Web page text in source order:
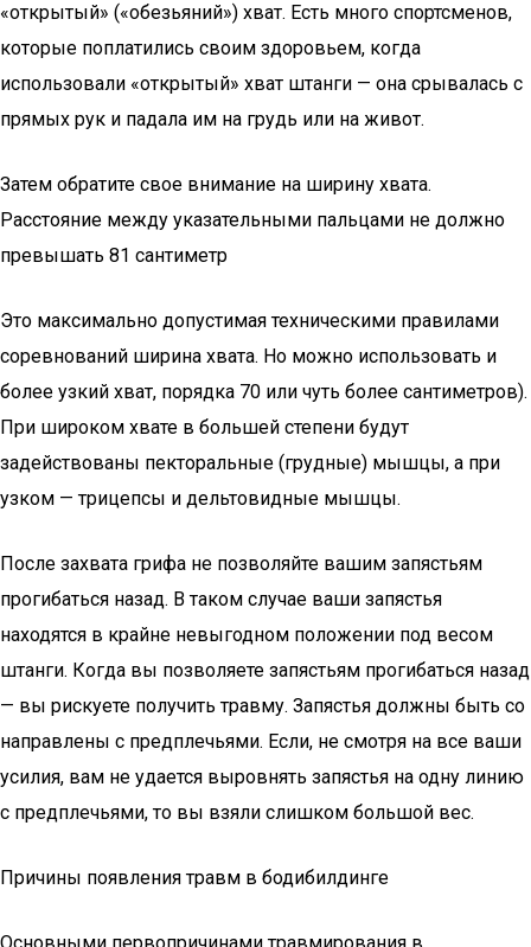
«открытый» («обезьяний») хват. Есть много спортсменов,
которые поплатились своим здоровьем, когда
использовали «открытый» хват штанги — она срывалась с
прямых рук и падала им на грудь или на живот.
Затем обратите свое внимание на ширину хвата.
Расстояние между указательными пальцами не должно
превышать 81 сантиметр
Это максимально допустимая техническими правилами
соревнований ширина хвата. Но можно использовать и
более узкий хват, порядка 70 или чуть более сантиметров).
При широком хвате в большей степени будут
задействованы пекторальные (грудные) мышцы, а при
узком — трицепсы и дельтовидные мышцы.
После захвата грифа не позволяйте вашим запястьям
прогибаться назад. В таком случае ваши запястья
находятся в крайне невыгодном положении под весом
штанги. Когда вы позволяете запястьям прогибаться назад
— вы рискуете получить травму. Запястья должны быть со
направлены с предплечьями. Если, не смотря на все ваши
усилия, вам не удается выровнять запястья на одну линию
с предплечьями, то вы взяли слишком большой вес.
Причины появления травм в бодибилдинге